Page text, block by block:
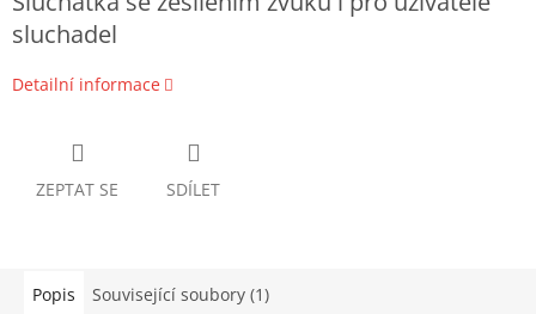
sluchadel
Detailní informace
ZEPTAT SE SDÍLET
Popis Související soubory (1)